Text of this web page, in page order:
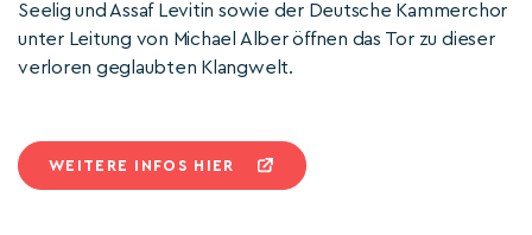
Seelig und Assaf Levitin sowie der Deutsche Kammerchor
unter Leitung von Michael Alber öffnen das Tor zu dieser
verloren geglaubten Klangwelt.
WEITERE INFOS HIER